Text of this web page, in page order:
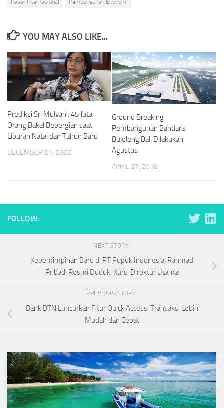
Pasar Internasional
Pembangunan Ekonomi
YOU MAY ALSO LIKE...
Prediksi Sri Mulyani: 45 Juta
Orang Bakal Bepergian saat
Liburan Natal dan Tahun Baru
DECEMBER 21, 2022
Ground Breaking
Pembangunan Bandara
Buleleng Bali Dilakukan
Agustus
APRIL 27, 2018
FOLLOW:
NEXT STORY
Kepemimpinan Baru di PT Pupuk Indonesia: Rahmad
Pribadi Resmi Duduki Kursi Direktur Utama
PREVIOUS STORY
Bank BTN Luncurkan Fitur Quick Access: Transaksi Lebih
Mudah dan Cepat